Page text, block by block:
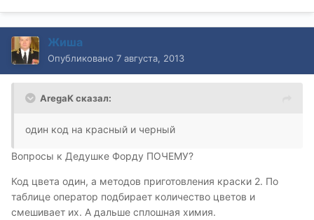
Жиша
Опубликовано 7 августа, 2013
AregaK сказал:
один код на красный и черный
Вопросы к Дедушке Форду ПОЧЕМУ?
Код цвета один, а методов приготовления краски 2. По
таблице оператор подбирает количество цветов и
смешивает их. А дальше сплошная химия.